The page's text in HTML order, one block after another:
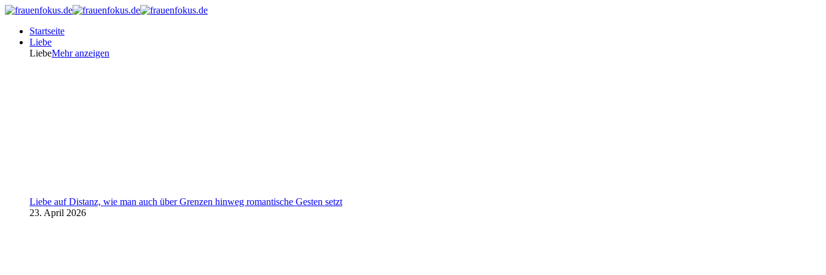
Startseite
Liebe
LiebeMehr anzeigen
Liebe auf Distanz, wie man auch über Grenzen hinweg romantische Gesten setzt
23. April 2026